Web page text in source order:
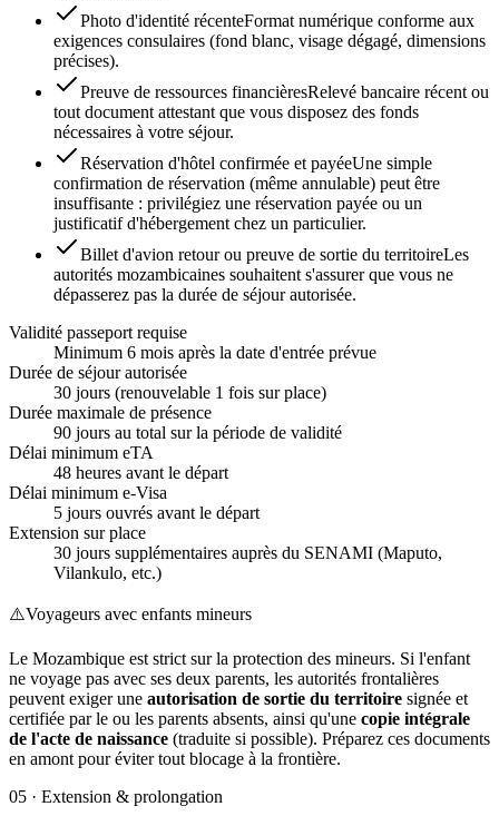
Photo d'identité récenteFormat numérique conforme aux
exigences consulaires (fond blanc, visage dégagé, dimensions
précises).
Preuve de ressources financièresRelevé bancaire récent ou
tout document attestant que vous disposez des fonds
nécessaires à votre séjour.
Réservation d'hôtel confirmée et payéeUne simple
confirmation de réservation (même annulable) peut être
insuffisante : privilégiez une réservation payée ou un
justificatif d'hébergement chez un particulier.
Billet d'avion retour ou preuve de sortie du territoireLes
autorités mozambicaines souhaitent s'assurer que vous ne
dépasserez pas la durée de séjour autorisée.
Validité passeport requise
Minimum 6 mois après la date d'entrée prévue
Durée de séjour autorisée
30 jours (renouvelable 1 fois sur place)
Durée maximale de présence
90 jours au total sur la période de validité
Délai minimum eTA
48 heures avant le départ
Délai minimum e-Visa
5 jours ouvrés avant le départ
Extension sur place
30 jours supplémentaires auprès du SENAMI (Maputo,
Vilankulo, etc.)
⚠️Voyageurs avec enfants mineurs
Le Mozambique est strict sur la protection des mineurs. Si l'enfant
ne voyage pas avec ses deux parents, les autorités frontalières
peuvent exiger une autorisation de sortie du territoire signée et
certifiée par le ou les parents absents, ainsi qu'une copie intégrale
de l'acte de naissance (traduite si possible). Préparez ces documents
en amont pour éviter tout blocage à la frontière.
05 · Extension & prolongation